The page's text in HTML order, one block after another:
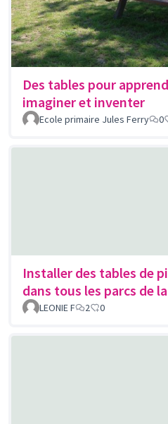
Des tables pour
imaginer et inventer
Ecole primaire Jules Ferry 0
Installer des tables de
dans tous les parcs de
LEONIE F 2 0